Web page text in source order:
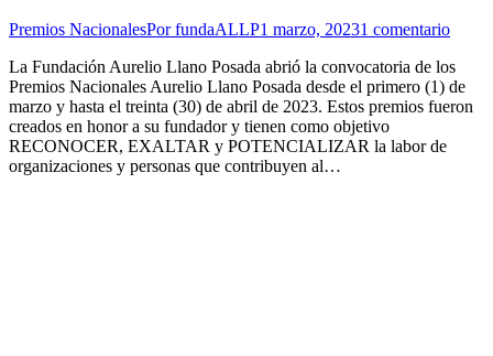
Premios NacionalesPorfundaALLP1 marzo, 20231 comentario
La Fundación Aurelio Llano Posada abrió la convocatoria de los
Premios Nacionales Aurelio Llano Posada desde el primero (1) de
marzo y hasta el treinta (30) de abril de 2023. Estos premios fueron
creados en honor a su fundador y tienen como objetivo
RECONOCER, EXALTAR y POTENCIALIZAR la labor de
organizaciones y personas que contribuyen al…